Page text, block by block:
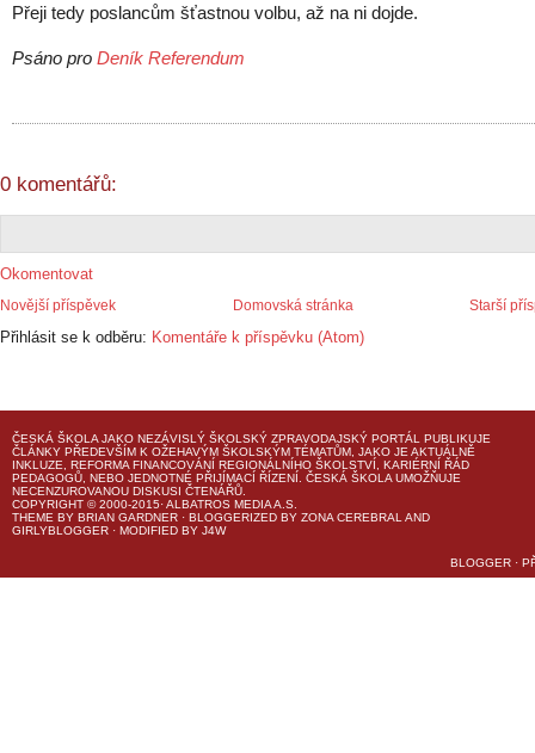
Přeji tedy poslancům šťastnou volbu, až na ni dojde.
Psáno pro Deník Referendum
0 komentářů:
Okomentovat
Novější příspěvek Starší
Domovská stránka
Přihlásit se k odběru: Komentáře k příspěvku (Atom)
ČESKÁ ŠKOLA JAKO NEZÁVISLÝ ŠKOLSKÝ ZPRAVODAJSKÝ PORTÁL PUBLIKUJE
ČLÁNKY PŘEDEVŠÍM K OŽEHAVÝM ŠKOLSKÝM TÉMATŮM, JAKO JE AKTUÁLNĚ
INKLUZE, REFORMA FINANCOVÁNÍ REGIONÁLNÍHO ŠKOLSTVÍ, KARIÉRNÍ ŘÁD
PEDAGOGŮ, NEBO JEDNOTNÉ PŘIJÍMACÍ ŘÍZENÍ. ČESKÁ ŠKOLA UMOŽŇUJE
NECENZUROVANOU DISKUSI ČTENÁŘŮ.
COPYRIGHT © 2000-2015· ALBATROS MEDIA A.S.
THEME BY BRIAN GARDNER · BLOGGERIZED BY ZONA CEREBRAL AND
GIRLYBLOGGER · MODIFIED BY J4W
BLOGGER ·